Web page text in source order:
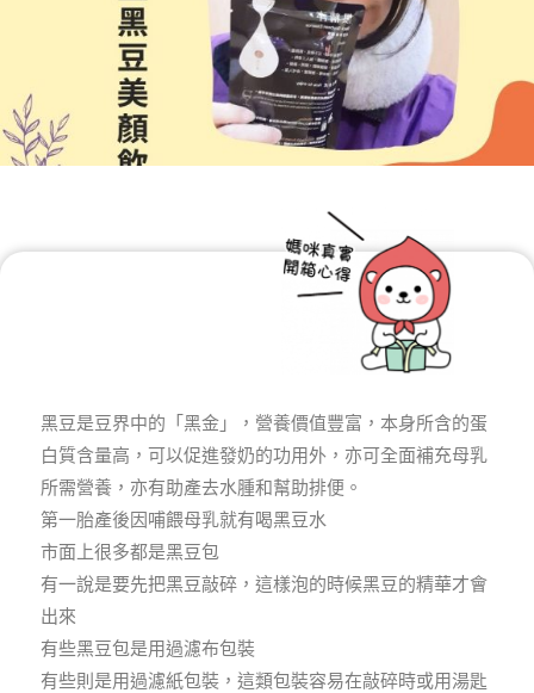
黑豆是豆界中的「黑金」，營養價值豐富，本身所含的蛋
白質含量高，可以促進發奶的功用外，亦可全面補充母乳
所需營養，亦有助產去水腫和幫助排便。
第一胎產後因哺餵母乳就有喝黑豆水
市面上很多都是黑豆包
有一說是要先把黑豆敲碎，這樣泡的時候黑豆的精華才會
出來
有些黑豆包是用過濾布包裝
有些則是用過濾紙包裝，這類包裝容易在敲碎時或用湯匙